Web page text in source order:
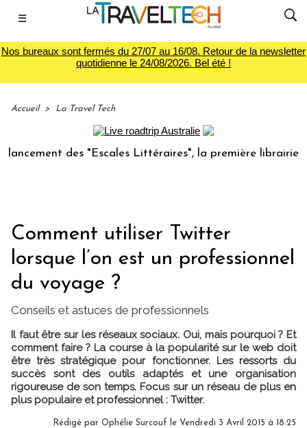
☰
Nos bureaux sont fermés du 27/07 au 16/08. Retour de la newsletter
quotidienne le 24/08/2026. Bel été !
Accueil > La Travel Tech
des "Escales Littéraires", la première librairie du
Comment utiliser Twitter
lorsque l’on est un professionnel
du voyage ?
Conseils et astuces de professionnels
Il faut être sur les réseaux sociaux. Oui, mais pourquoi ? Et
comment faire ? La course à la popularité sur le web doit
être très stratégique pour fonctionner. Les ressorts du
succès sont des outils adaptés et une organisation
rigoureuse de son temps. Focus sur un réseau de plus en
plus populaire et professionnel : Twitter.
Rédigé par Ophélie Surcouf le Vendredi 3 Avril 2015 à 18:25